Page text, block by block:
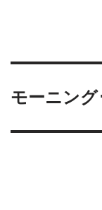
モーニング